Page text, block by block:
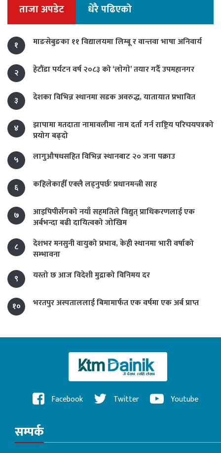
ताजा अपडेट धेरै पढिएको
१ माङसेबुङका ११ विद्यालयमा लिम्बू र वान्तवा भाषा अनिवार्य
२ हेटौंडा पर्यटन वर्ष २०८३ को ‘लाेगाे’ तयार गर्दै उपमहानगर
३ देशका विभिन्न स्थानमा सडक अवरुद्ध, यातायात प्रभावित
४
झापामा मतदाता नामावलीमा नाम दर्ता गर्न राष्ट्रिय परिचयपत्रको
प्रयोग बढ्दो
५
लागुऔषधसहित विभिन्न स्थानबाट २० जना पक्राउ
६ कहिलेकाहीँ एक्लै लड्नुपर्छः प्रधानमन्त्री साह
७
आइपिपीसँगको नयाँ सहमतिले विद्युत् प्राधिकरणलाई एक
अर्बभन्दा बढी दायित्वको जोखिम
८
देशभर मनसुनी वायुको प्रभाव, केही स्थानमा भारी वर्षाको
सम्भावना
९
यस्तो छ आज विदेशी मुद्राको विनिमय दर
१० भरतपुर अस्पताललाई बिमामार्फत एक वर्षमा एक अर्ब प्राप्त
Facebook Twitter Youtube
सम्पर्क